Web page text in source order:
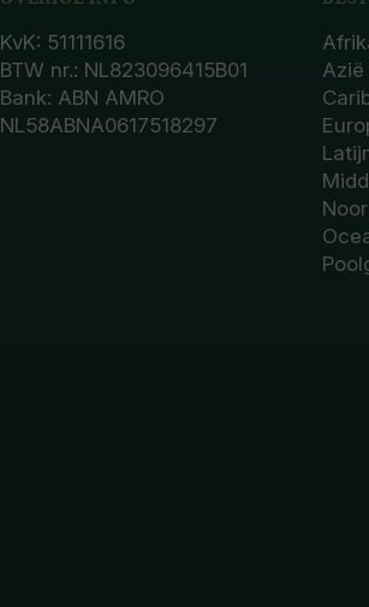
KvK: 51111616
BTW nr.: NL823096415B01
Bank: ABN AMRO
NL58ABNA0617518297
Azië